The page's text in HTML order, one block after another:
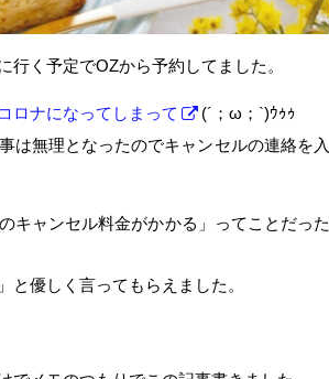
く予定でOZから予約してました。
コロナになってしまって
(´；ω；`)ｳｩｩ
は無理となったのでキャンセルの連絡を入
キャンセル料金がかかる」ってことだった
と優しく言ってもらえました。